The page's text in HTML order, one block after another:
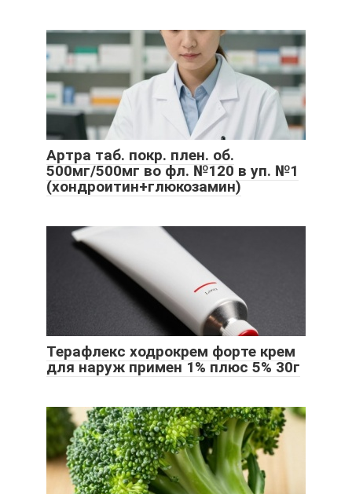
Артра таб. покр. плен. об.
500мг/500мг во фл. №120 в уп. №1
(хондроитин+глюкозамин)
Терафлекс ходрокрем форте крем
для наруж примен 1% плюс 5% 30г